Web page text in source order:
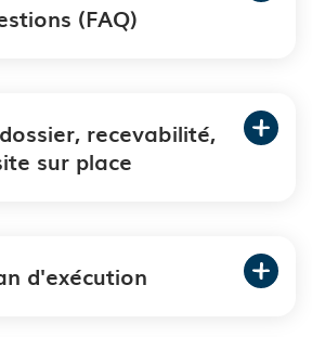
(FAQ)
recevabilité,
sur place
d'exécution